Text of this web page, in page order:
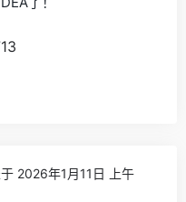
2026年1月11日 上午